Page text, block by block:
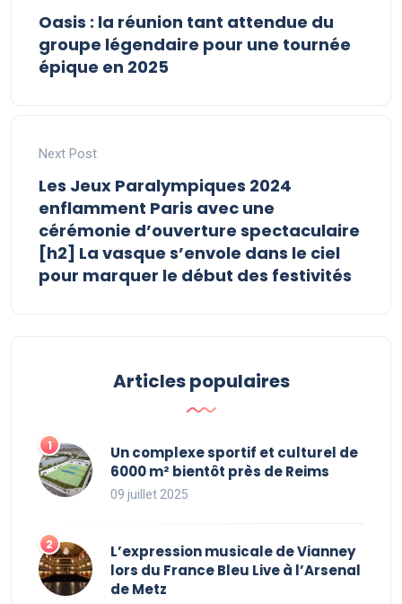
Oasis : la réunion tant attendue du
groupe légendaire pour une tournée
épique en 2025
Next Post
Les Jeux Paralympiques 2024
enflamment Paris avec une
cérémonie d’ouverture spectaculaire
[h2] La vasque s’envole dans le ciel
pour marquer le début des festivités
Articles populaires
Un complexe sportif et culturel de
6000 m² bientôt près de Reims
09 juillet 2025
L’expression musicale de Vianney
lors du France Bleu Live à l’Arsenal
de Metz